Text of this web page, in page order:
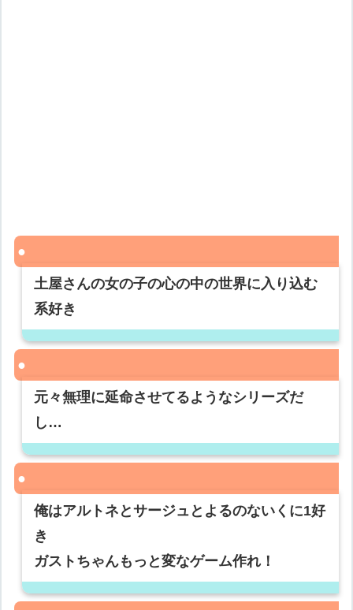
土屋さんの女の子の心の中の世界に入り込む
系好き
元々無理に延命させてるようなシリーズだ
し…
俺はアルトネとサージュとよるのないくに1好
き
ガストちゃんもっと変なゲーム作れ！